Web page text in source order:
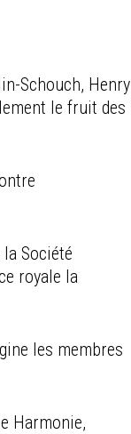
Schouch, Henry
le fruit des
Société
royale la
les membres
Harmonie,